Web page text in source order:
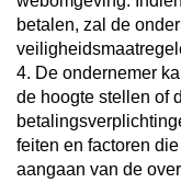
betalen, zal de
4. De ondernemer
de hoogte stellen of
feiten en factoren
aangaan van de